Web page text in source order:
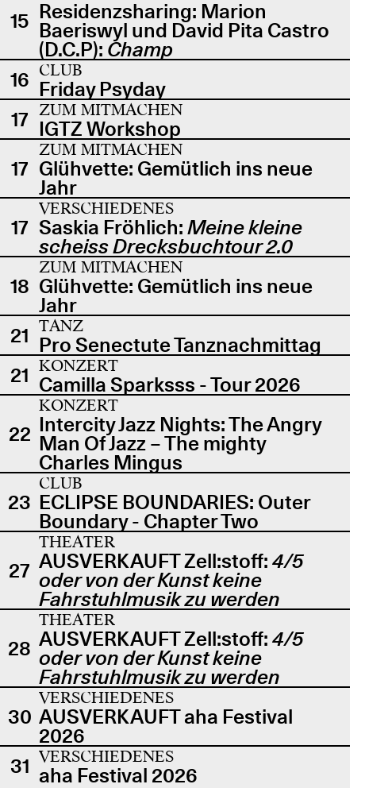
15 Residenzsharing: Marion
Baeriswyl und David Pita Castro
(D.C.P): Champ
16 CLUB
Friday Psyday
17 ZUM MITMACHEN
IGTZ Workshop
17
ZUM MITMACHEN
Glühvette: Gemütlich ins neue
Jahr
17
VERSCHIEDENES
Saskia Fröhlich: Meine kleine
scheiss Drecksbuchtour 2.0
18
ZUM MITMACHEN
Glühvette: Gemütlich ins neue
Jahr
21 TANZ
Pro Senectute Tanznachmittag
21 KONZERT
Camilla Sparksss - Tour 2026
22
KONZERT
Intercity Jazz Nights: The Angry
Man Of Jazz – The mighty
Charles Mingus
23
CLUB
ECLIPSE BOUNDARIES: Outer
Boundary - Chapter Two
27
THEATER
AUSVERKAUFT Zell:stoff: 4/5
oder von der Kunst keine
Fahrstuhlmusik zu werden
28
THEATER
AUSVERKAUFT Zell:stoff: 4/5
oder von der Kunst keine
Fahrstuhlmusik zu werden
30
VERSCHIEDENES
AUSVERKAUFT aha Festival
2026
31 VERSCHIEDENES
aha Festival 2026